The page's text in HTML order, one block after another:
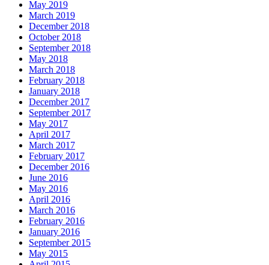
May 2019
March 2019
December 2018
October 2018
September 2018
May 2018
March 2018
February 2018
January 2018
December 2017
September 2017
May 2017
April 2017
March 2017
February 2017
December 2016
June 2016
May 2016
April 2016
March 2016
February 2016
January 2016
September 2015
May 2015